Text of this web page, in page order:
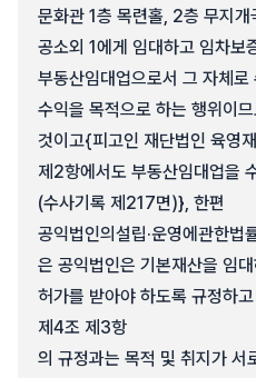
문화관 1층 목련홀, 2층 무지
공소외 1에게 임대하고 임차보
부동산임대업으로서 그 자체
수익을 목적으로 하는 행위이
것이고{피고인 재단법인 육영
제2항에서도 부동산임대업을
(수사기록 제217면)}, 한편
공익법인의설립·운영에관한법
은 공익법인은 기본재산을 임
허가를 받아야 하도록 규정하
제4조 제3항
의 규정과는 목적 및 취지가 서